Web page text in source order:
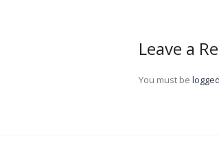
Leave a
You must be